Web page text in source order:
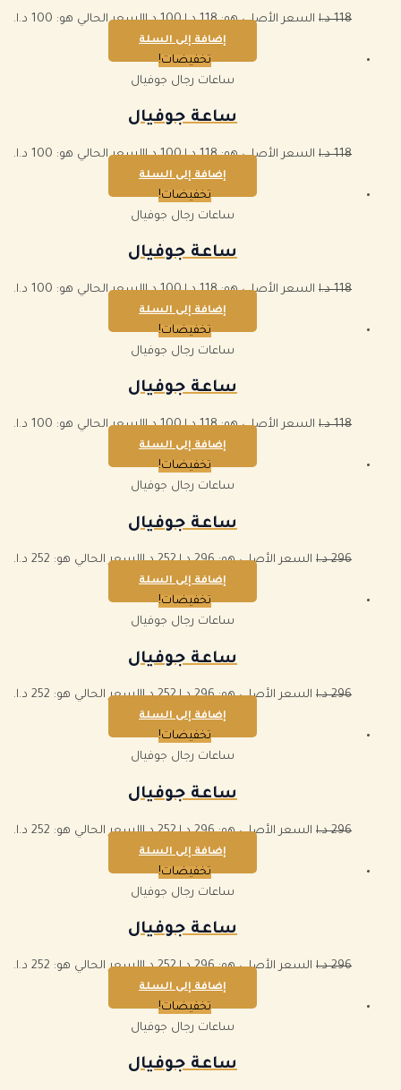
118 د.ا السعر الأصلي هو: 118 د.ا. 100 د.االسعر الحالي هو: 100 د.ا.
إضافة إلى السلة
تخفيضات!
ساعات رجال جوفيال
ساعة جوفيال
118 د.ا السعر الأصلي هو: 118 د.ا. 100 د.االسعر الحالي هو: 100 د.ا.
إضافة إلى السلة
تخفيضات!
ساعات رجال جوفيال
ساعة جوفيال
118 د.ا السعر الأصلي هو: 118 د.ا. 100 د.االسعر الحالي هو: 100 د.ا.
إضافة إلى السلة
تخفيضات!
ساعات رجال جوفيال
ساعة جوفيال
118 د.ا السعر الأصلي هو: 118 د.ا. 100 د.االسعر الحالي هو: 100 د.ا.
إضافة إلى السلة
تخفيضات!
ساعات رجال جوفيال
ساعة جوفيال
296 د.ا السعر الأصلي هو: 296 د.ا. 252 د.االسعر الحالي هو: 252 د.ا.
إضافة إلى السلة
تخفيضات!
ساعات رجال جوفيال
ساعة جوفيال
296 د.ا السعر الأصلي هو: 296 د.ا. 252 د.االسعر الحالي هو: 252 د.ا.
إضافة إلى السلة
تخفيضات!
ساعات رجال جوفيال
ساعة جوفيال
296 د.ا السعر الأصلي هو: 296 د.ا. 252 د.االسعر الحالي هو: 252 د.ا.
إضافة إلى السلة
تخفيضات!
ساعات رجال جوفيال
ساعة جوفيال
296 د.ا السعر الأصلي هو: 296 د.ا. 252 د.االسعر الحالي هو: 252 د.ا.
إضافة إلى السلة
تخفيضات!
ساعات رجال جوفيال
ساعة جوفيال